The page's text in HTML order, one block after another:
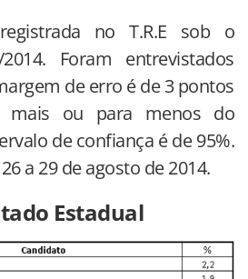
no T.R.E sob o
Foram entrevistados
de erro é de 3 pontos
mais ou para menos do
de confiança é de 95%.
a 29 de agosto de 2014.
Estadual